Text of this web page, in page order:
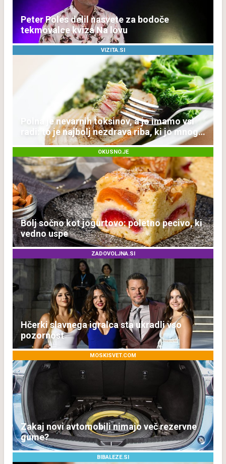
Peter Poles delil nasvete za bodoče
tekmovalce kviza Na lovu
VIZITA.SI
Polna je nevarnih toksinov, a jo imamo vsi
radi: to je najbolj nezdrava riba, ki jo mnogi
redno uživajo
OKUSNO.JE
Bolj sočno kot jogurtovo: poletno pecivo, ki
vedno uspe
ZADOVOLJNA.SI
Hčerki slavnega igralca sta ukradli vso
pozornost
MOSKISVET.COM
Zakaj novi avtomobili nimajo več rezervne
gume?
BIBALEZE.SI